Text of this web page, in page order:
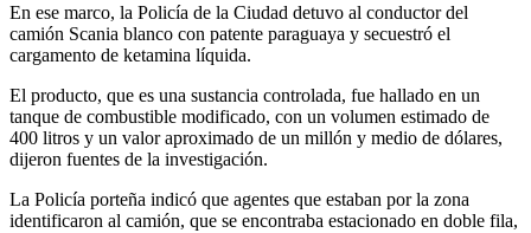
En ese marco, la Policía de la Ciudad detuvo al conductor del
camión Scania blanco con patente paraguaya y secuestró el
cargamento de ketamina líquida.
El producto, que es una sustancia controlada, fue hallado en un
tanque de combustible modificado, con un volumen estimado de
400 litros y un valor aproximado de un millón y medio de dólares,
dijeron fuentes de la investigación.
La Policía porteña indicó que agentes que estaban por la zona
identificaron al camión, que se encontraba estacionado en doble fila,